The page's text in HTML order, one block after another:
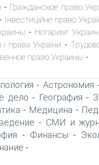
- Гражданское право
- Інвестиційне право
- Нотариат
права України -
право Украины -
-Астрономия
дело - География -
- Медицина -
- СМИ и
- Финансы -
-